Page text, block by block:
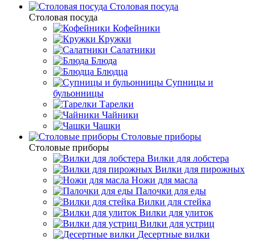
Столовая посуда
Столовая посуда
Кофейники
Кружки
Салатники
Блюда
Блюдца
Супницы и
бульонницы
Тарелки
Чайники
Чашки
Cтоловые приборы
Cтоловые приборы
Вилки для лобстера
Вилки для пирожных
Ножи для масла
Палочки для еды
Вилки для стейка
Вилки для улиток
Вилки для устриц
Десертные вилки